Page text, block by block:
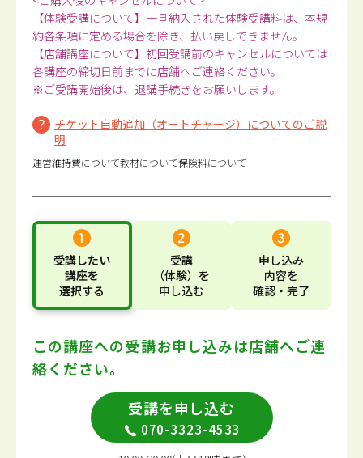
【体験受講について】一旦納入された体験受講料は、本規
約各条項に定める場合を除き、払い戻しできません。
【店舗講座について】初回受講前のキャンセルについては
各講座の締切日前までに店舗へご連絡ください。
※ご受講開始後は、退講手続きをお願いします。
チケット自動追加（オートチャージ）についてのご説
明
運営維持費について教材について保険料について
受講したい
講座を
選択する
受講
（体験） を
申し込む
申し込み
内容を
確認・完了
この講座への受講お申し込みは店舗へご連
絡ください。
受講を申し込む
070-3323-4533